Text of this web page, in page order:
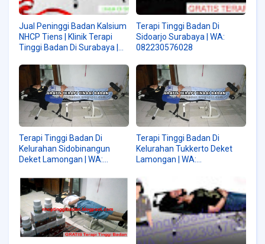
Jual Peninggi Badan Kalsium
NHCP Tiens | Klinik Terapi
Tinggi Badan Di Surabaya |
Terapi Tinggi Badan Di
Sidoarjo Surabaya | WA:
082230576028
Terapi Tinggi Badan Di
Kelurahan Sidobinangun
Deket Lamongan | WA:
Terapi Tinggi Badan Di
Kelurahan Tukkerto Deket
Lamongan | WA: